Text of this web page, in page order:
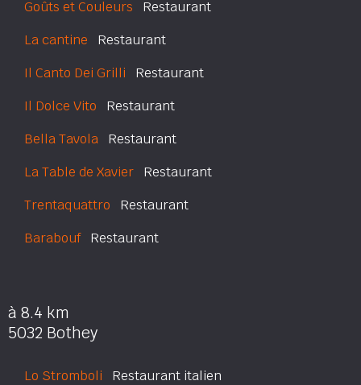
Goûts et Couleurs Restaurant
La cantine Restaurant
Il Canto Dei Grilli Restaurant
Il Dolce Vito Restaurant
Bella Tavola Restaurant
La Table de Xavier Restaurant
Trentaquattro Restaurant
BaraboufRestaurant
à 8.4 km
5032 Bothey
Lo Stromboli Restaurant italien